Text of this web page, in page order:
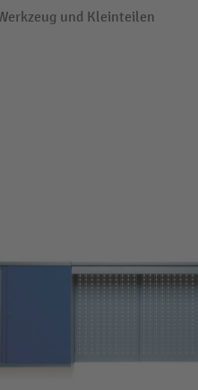
und Kleinteilen